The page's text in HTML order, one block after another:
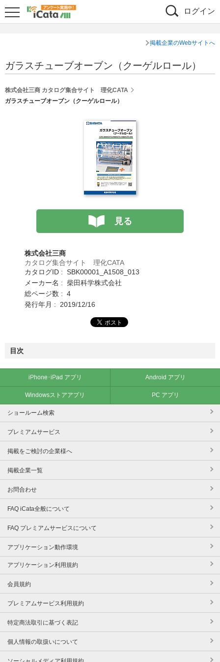
ログイン
掲載企業のWebサイトへ
ガラスチューブオーブン（クーゲルロール）
株式会社三商 カタログ集合サイト 理化CATA
ガラスチューブオーブン（クーゲルロール）
見る
株式会社三商
カタログ集合サイト 理化CATA
カタログID : SBK00001_A1508_013
メーカー名 : 柴田科学株式会社
総ページ数 : 4
発行年月 : 2019/12/16
目次
iPhone･iPad アプリ Android アプリ
Windowsストアアプリ PC アプリ
ショールーム検索
プレミアムサービス
掲載をご検討の企業様へ
掲載企業一覧
お問合わせ
FAQ iCata全般について
FAQ プレミアムサービスについて
アプリケーション動作環境
アプリケーション利用規約
会員規約
プレミアムサービス利用規約
特定商法取引に基づく表記
個人情報の取扱いについて